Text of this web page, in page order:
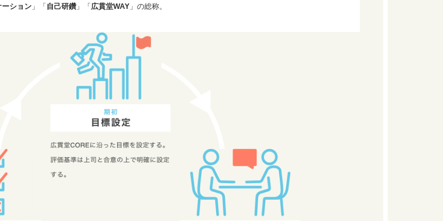
ーション」「自己研鑽」「広貫堂WAY」の総称。